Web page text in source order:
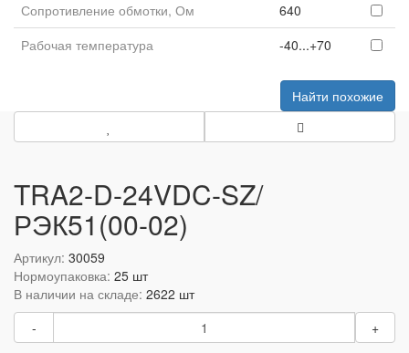
Сопротивление обмотки, Ом
640
Рабочая температура
-40...+70
Найти похожие
TRA2-D-24VDC-SZ/
РЭК51(00-02)
Артикул: 30059
Нормоупаковка: 25 шт
В наличии на складе: 2622 шт
-
+